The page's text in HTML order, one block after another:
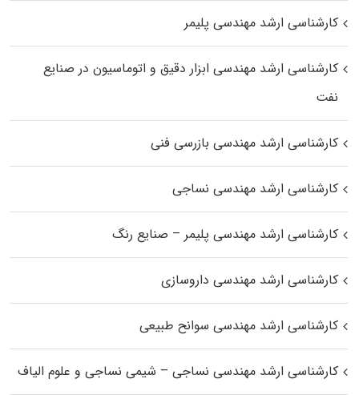
کارشناسی ارشد مهندسی پلیمر
کارشناسی ارشد مهندسی ابزار دقیق و اتوماسیون در صنایع
نفت
کارشناسی ارشد مهندسی بازرسی فنی
کارشناسی ارشد مهندسی نساجی
کارشناسی ارشد مهندسی پلیمر – صنایع رنگ
کارشناسی ارشد مهندسی داروسازی
کارشناسی ارشد مهندسی سوانح طبیعی
کارشناسی ارشد مهندسی نساجی – شیمی نساجی و علوم الیاف